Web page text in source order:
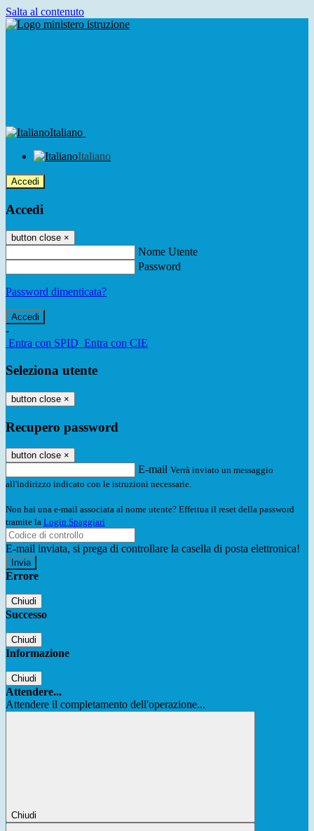
Salta al contenuto
Italiano
Italiano
Accedi
Accedi
button close ×
Nome Utente
Password
Password dimenticata?
-
Entra con SPID Entra con CIE
Seleziona utente
button close ×
Recupero password
button close ×
E-mail Verrà inviato un messaggio
all'indirizzo indicato con le istruzioni necessarie.
Non hai una e-mail associata al nome utente? Effettua il reset della password
tramite la Login Spaggiari
E-mail inviata, si prega di controllare la casella di posta elettronica!
Errore
Chiudi
Successo
Chiudi
Informazione
Chiudi
Attendere...
Attendere il completamento dell'operazione...
Chiudi